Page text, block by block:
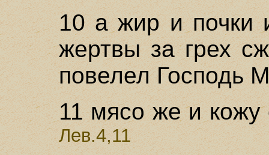
10 а жир и почки
жертвы за грех
повелел Господь
11 мясо же и кожу
Лев.4,11